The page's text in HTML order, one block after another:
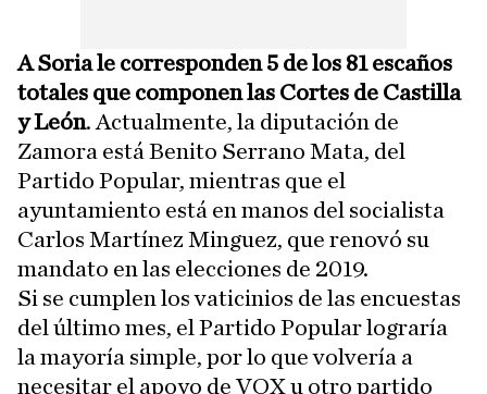
A Soria le corresponden 5 de los 81 escaños
totales que componen las Cortes de Castilla
y León. Actualmente, la diputación de
Zamora está Benito Serrano Mata, del
Partido Popular, mientras que el
ayuntamiento está en manos del socialista
Carlos Martínez Minguez, que renovó su
mandato en las elecciones de 2019.
Si se cumplen los vaticinios de las encuestas
del último mes, el Partido Popular lograría
la mayoría simple, por lo que volvería a
necesitar el apoyo de VOX u otro partido